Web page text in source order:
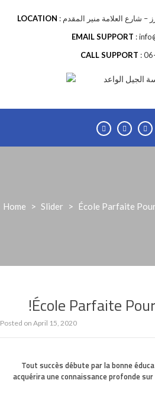
LOCATION
– شارع العلامة منير المقدم
EMAIL SUPPORT
CALL SUPPORT
Home > Slider > École Parfaite
École Parfaite
Posted on April 15, 2020
Tout succès débute par la bonne
acquérira une connaissance profonde